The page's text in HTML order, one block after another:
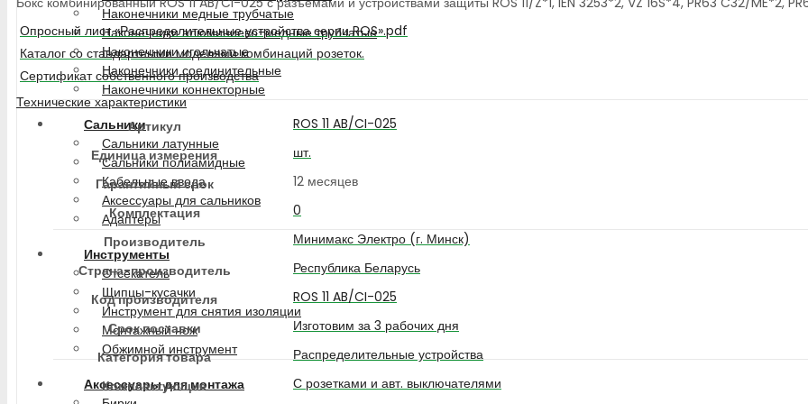
Наконечники медные трубчатые
Наконечники алюминиево-медные трубчатые
Наконечники игольчатые
Наконечники соединительные
Наконечники коннекторные
Сальники
Сальники латунные
Сальники полиамидные
Кабельные ввода
Аксессуары для сальников
Адаптеры
Инструменты
Отсекатель
Щипцы-кусачки
Инструмент для снятия изоляции
Монтажный нож
Обжимной инструмент
Аксессуары для монтажа
Опросный лист «Распределительные устройства серии ROS».pdf
Каталог со стандартными моделями комбинаций розеток.
Сертификат собственного производства
Технические характеристики
Артикул
ROS 11 AB/CI-025
Единица измерения
шт.
Гарантийный срок
12 месяцев
Комплектация
0
Производитель
Минимакс Электро (г. Минск)
Страна-производитель
Республика Беларусь
Код производителя
ROS 11 AB/CI-025
Срок поставки
Изготовим за 3 рабочих дня
Категория товара
Распределительные устройства
Комплектующие
С розетками и авт. выключателями